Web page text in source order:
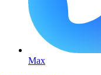
Max